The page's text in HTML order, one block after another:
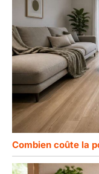
Combien coûte la